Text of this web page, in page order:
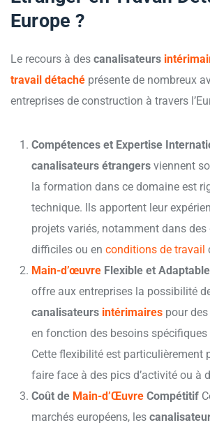
Europe ?
Le recours à des canalisateurs
travail détaché présente de nombreux
entreprises de construction à travers
Compétences et Expertise
canalisateurs étrangers viennent
la formation dans ce domaine est
technique. Ils apportent leur
projets variés, notamment dans
difficiles ou en conditions de travail
Main-d’œuvre Flexible et Adaptable
offre aux entreprises la possibilité
canalisateurs intérimaires pour
en fonction des besoins spécifiques
Cette flexibilité est particulièrement
faire face à des pics d’activité ou à
Coût de Main-d’Œuvre Compétitif
marchés européens, les